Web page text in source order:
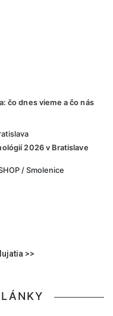
čo dnes vieme a čo nás
2026 v Bratislave
/ Smolenice
>>